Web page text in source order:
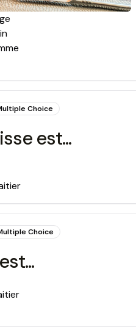
Choice
est...
Choice